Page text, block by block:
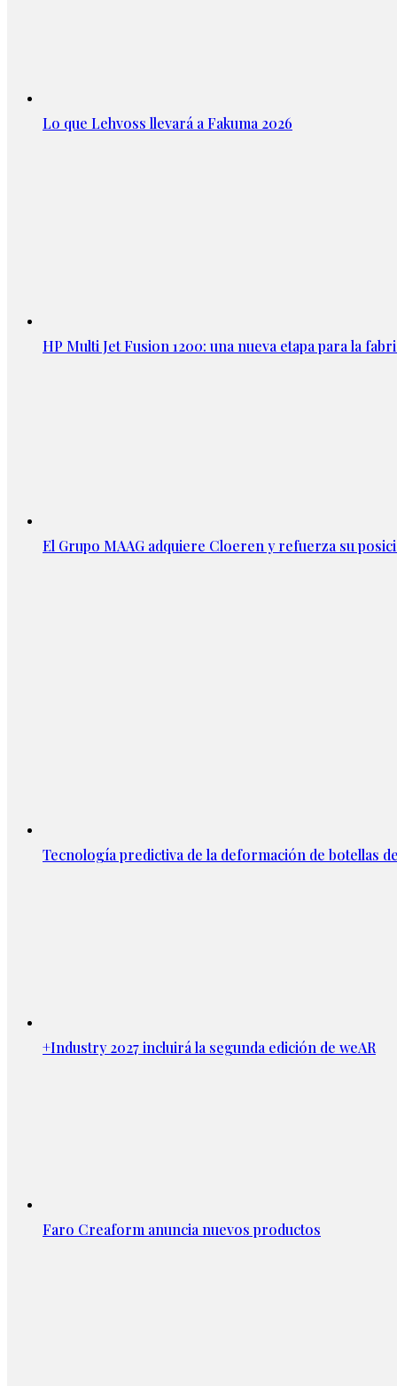
Lo que Lehvoss llevará a Fakuma 2026
HP Multi Jet Fusion 1200: una nueva etapa para la
El Grupo MAAG adquiere Cloeren y refuerza su
Tecnología predictiva de la deformación de botellas
+Industry 2027 incluirá la segunda edición de weAR
Faro Creaform anuncia nuevos productos